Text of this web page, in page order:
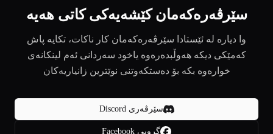
سێرڤەرەکەمان کێشەیەکی کاتی هەیە
وا دیارە لە ئێستادا سێرڤەرەکەمان کار ناکات، تکایە پاش
کەمێکی دیکە هەوڵبدەرەوە یاخود سەردانی ئەم لینکانەی
خوارەوە بکە بۆ دەستکەوتنی نوێترین زانیاریەکان
سێرڤەری Discord
گروپی Facebook